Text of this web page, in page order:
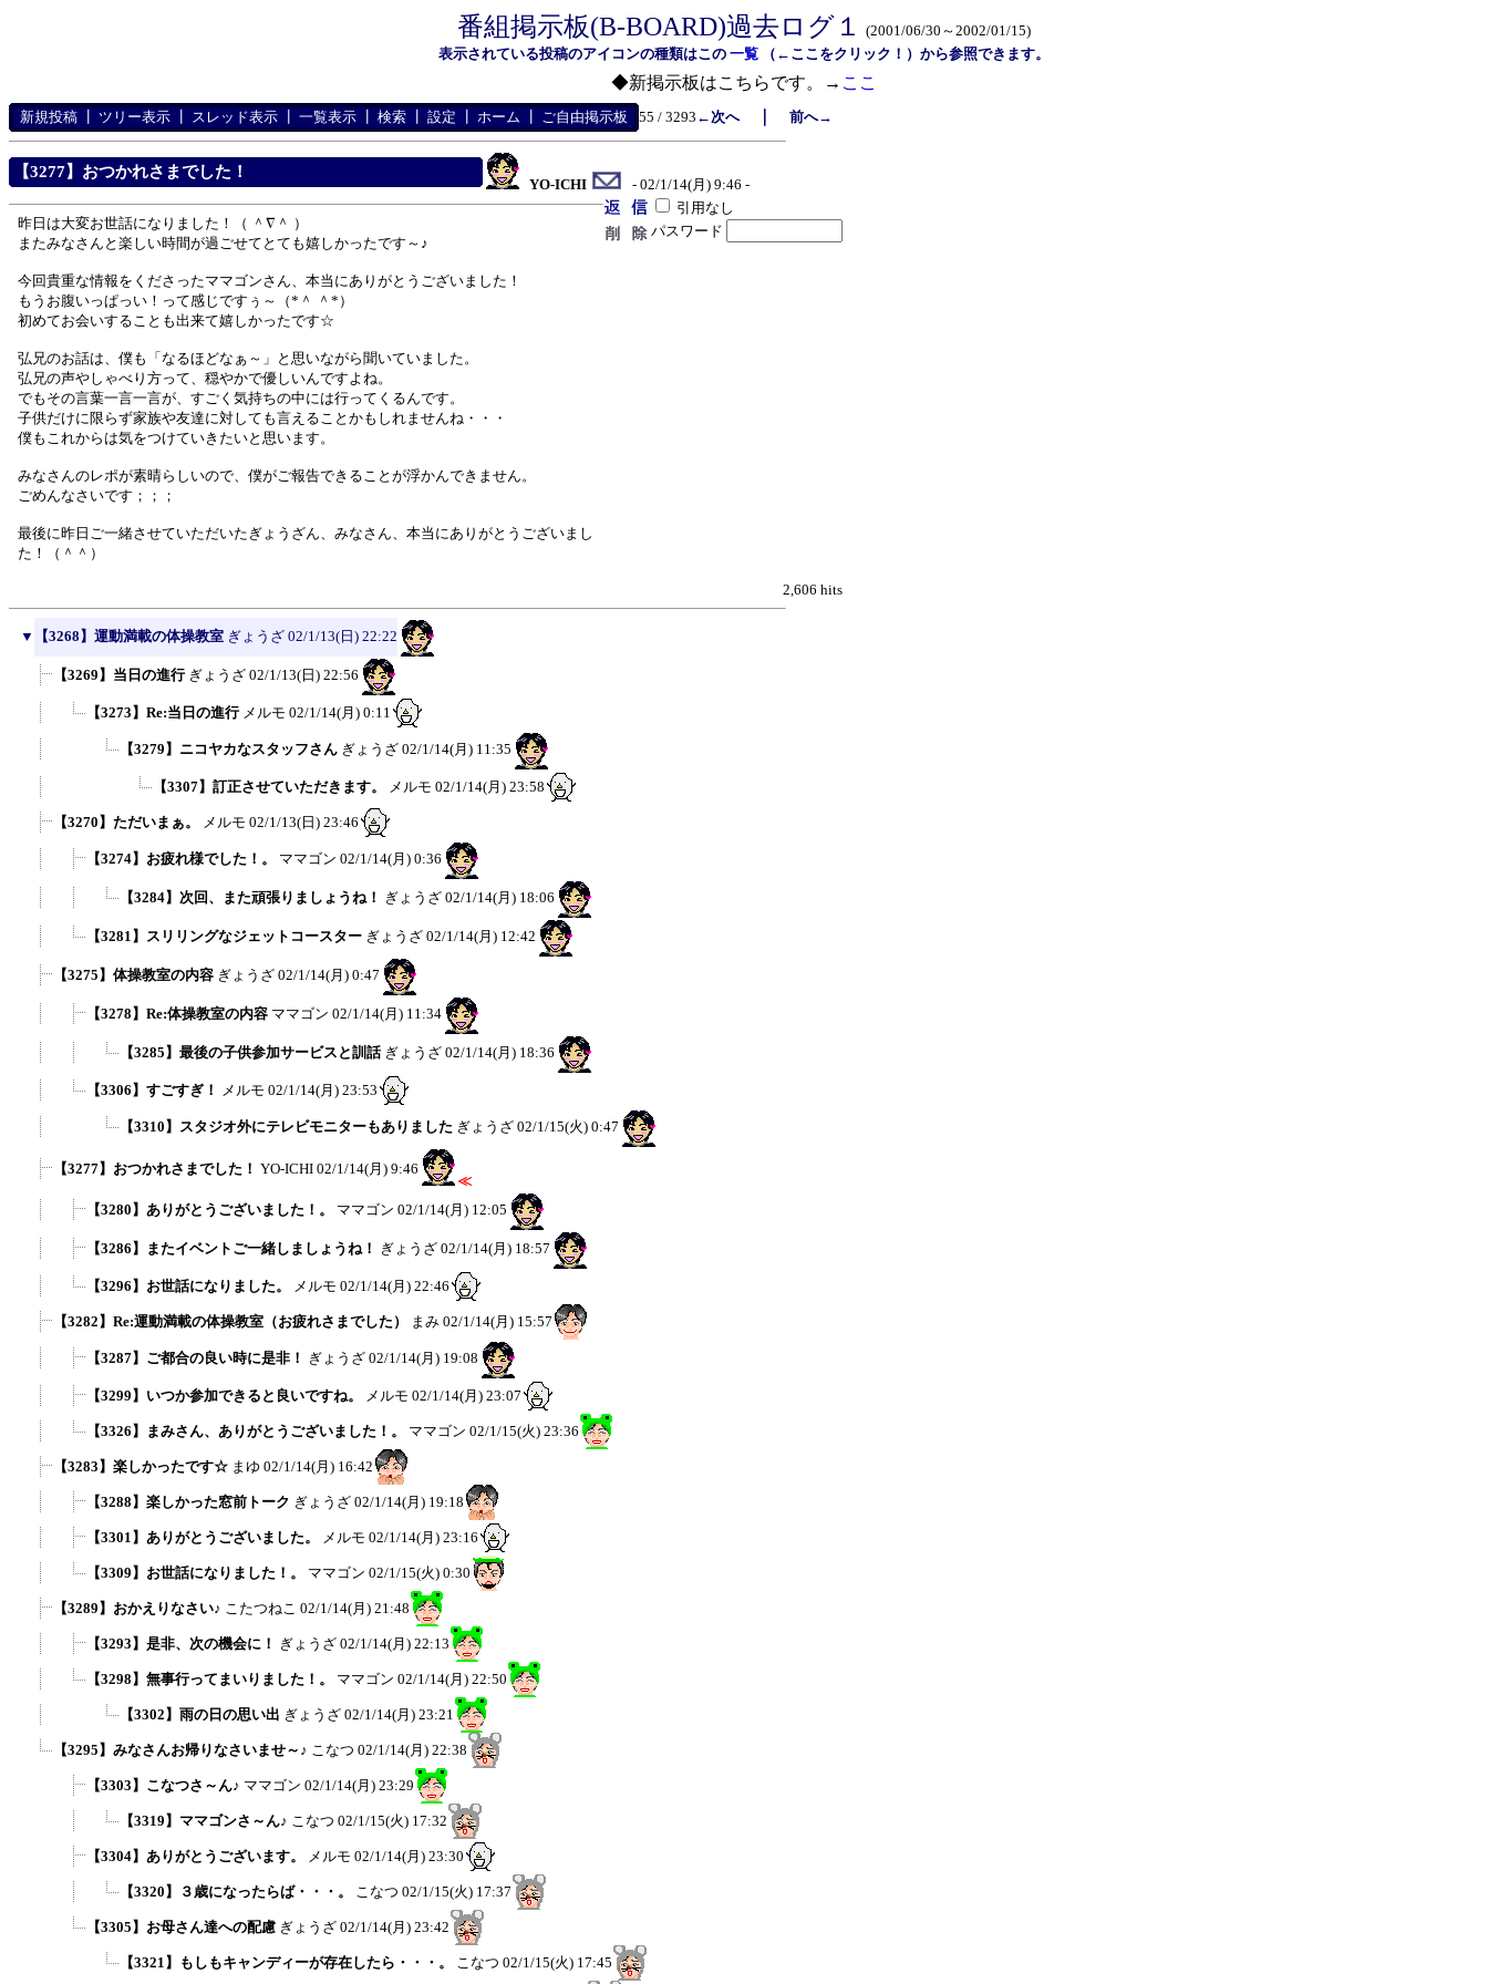
番組掲示板(B-BOARD)過去ログ１
(2001/06/30～2002/01/15)
表示されている投稿のアイコンの種類はこの 一覧 （←ここをクリック！）から参照できます。
◆新掲示板はこちらです。→ ここ
新規投稿 ツリー表示 スレッド表示 一覧表示 検索 設定 ホーム ご自由掲示板 55 / 3293 ←次へ｜ 前へ→
【3277】おつかれさまでした！
YO-ICHI
- 02/1/14(月) 9:46 -
引用なし
パスワード
昨日は大変お世話になりました！（ ＾∇＾ ）
またみなさんと楽しい時間が過ごせてとても嬉しかったです～♪
今回貴重な情報をくださったママゴンさん、本当にありがとうございました！
もうお腹いっぱっい！って感じですぅ～（*＾ ＾*）
初めてお会いすることも出来て嬉しかったです☆
弘兄のお話は、僕も「なるほどなぁ～」と思いながら聞いていました。
弘兄の声やしゃべり方って、穏やかで優しいんですよね。
でもその言葉一言一言が、すごく気持ちの中には行ってくるんです。
子供だけに限らず家族や友達に対しても言えることかもしれませんね・・・
僕もこれからは気をつけていきたいと思います。
みなさんのレポが素晴らしいので、僕がご報告できることが浮かんできません。
ごめんなさいです；；；
最後に昨日ご一緒させていただいたぎょうざん、みなさん、本当にありがとうございまし
た！（＾＾）
2,606 hits
▼ 【3268】運動満載の体操教室 ぎょうざ 02/1/13(日) 22:22
【3269】当日の進行 ぎょうざ 02/1/13(日) 22:56
【3273】Re:当日の進行 メルモ 02/1/14(月) 0:11
【3279】ニコヤカなスタッフさん ぎょうざ 02/1/14(月) 11:35
【3307】訂正させていただきます。 メルモ 02/1/14(月) 23:58
【3270】ただいまぁ。 メルモ 02/1/13(日) 23:46
【3274】お疲れ様でした！。 ママゴン 02/1/14(月) 0:36
【3284】次回、また頑張りましょうね！ ぎょうざ 02/1/14(月) 18:06
【3281】スリリングなジェットコースター ぎょうざ 02/1/14(月) 12:42
【3275】体操教室の内容 ぎょうざ 02/1/14(月) 0:47
【3278】Re:体操教室の内容 ママゴン 02/1/14(月) 11:34
【3285】最後の子供参加サービスと訓話 ぎょうざ 02/1/14(月) 18:36
【3306】すごすぎ！ メルモ 02/1/14(月) 23:53
【3310】スタジオ外にテレビモニターもありました ぎょうざ 02/1/15(火) 0:47
【3277】おつかれさまでした！ YO-ICHI 02/1/14(月) 9:46
≪
【3280】ありがとうございました！。 ママゴン 02/1/14(月) 12:05
【3286】またイベントご一緒しましょうね！ ぎょうざ 02/1/14(月) 18:57
【3296】お世話になりました。 メルモ 02/1/14(月) 22:46
【3282】Re:運動満載の体操教室（お疲れさまでした） まみ 02/1/14(月) 15:57
【3287】ご都合の良い時に是非！ ぎょうざ 02/1/14(月) 19:08
【3299】いつか参加できると良いですね。 メルモ 02/1/14(月) 23:07
【3326】まみさん、ありがとうございました！。 ママゴン 02/1/15(火) 23:36
【3283】楽しかったです☆ まゆ 02/1/14(月) 16:42
【3288】楽しかった窓前トーク ぎょうざ 02/1/14(月) 19:18
【3301】ありがとうございました。 メルモ 02/1/14(月) 23:16
【3309】お世話になりました！。 ママゴン 02/1/15(火) 0:30
【3289】おかえりなさい♪ こたつねこ 02/1/14(月) 21:48
【3293】是非、次の機会に！ ぎょうざ 02/1/14(月) 22:13
【3298】無事行ってまいりました！。 ママゴン 02/1/14(月) 22:50
【3302】雨の日の思い出 ぎょうざ 02/1/14(月) 23:21
【3295】みなさんお帰りなさいませ～♪ こなつ 02/1/14(月) 22:38
【3303】こなつさ～ん♪ ママゴン 02/1/14(月) 23:29
【3319】ママゴンさ～ん♪ こなつ 02/1/15(火) 17:32
【3304】ありがとうございます。 メルモ 02/1/14(月) 23:30
【3320】３歳になったらば・・・。 こなつ 02/1/15(火) 17:37
【3305】お母さん達への配慮 ぎょうざ 02/1/14(月) 23:42
【3321】もしもキャンディーが存在したら・・・。 こなつ 02/1/15(火) 17:45